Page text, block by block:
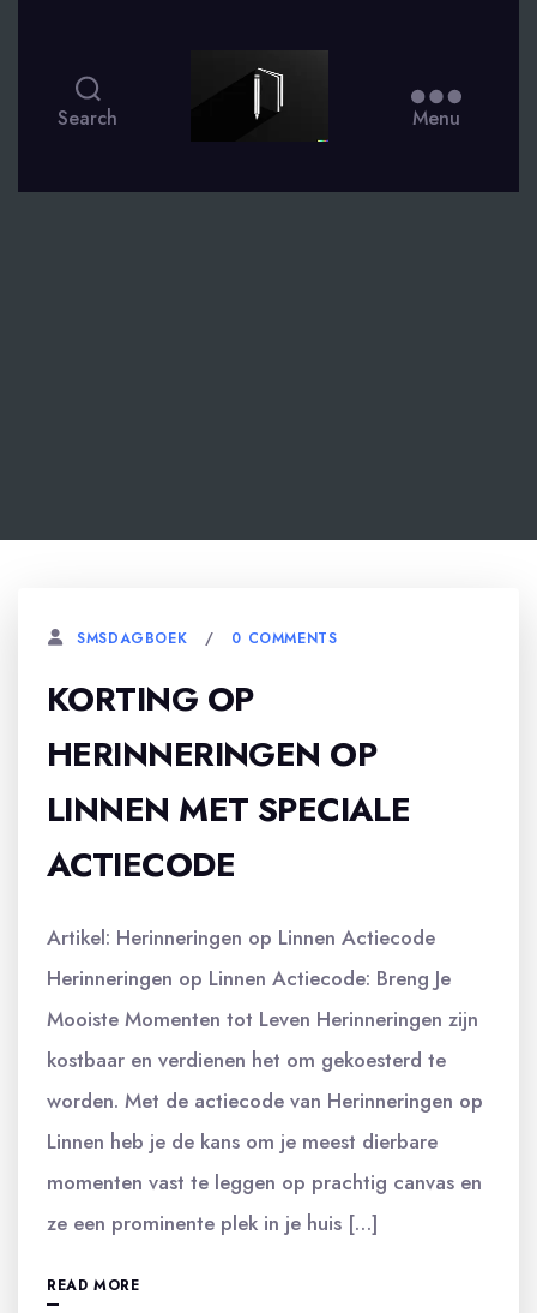
Search Menu
SMSDAGBOEK 0 COMMENTS
KORTING OP
HERINNERINGEN OP
LINNEN MET SPECIALE
ACTIECODE
Artikel: Herinneringen op Linnen Actiecode
Herinneringen op Linnen Actiecode: Breng Je
Mooiste Momenten tot Leven Herinneringen zijn
kostbaar en verdienen het om gekoesterd te
worden. Met de actiecode van Herinneringen op
Linnen heb je de kans om je meest dierbare
momenten vast te leggen op prachtig canvas en
ze een prominente plek in je huis […]
READ MORE